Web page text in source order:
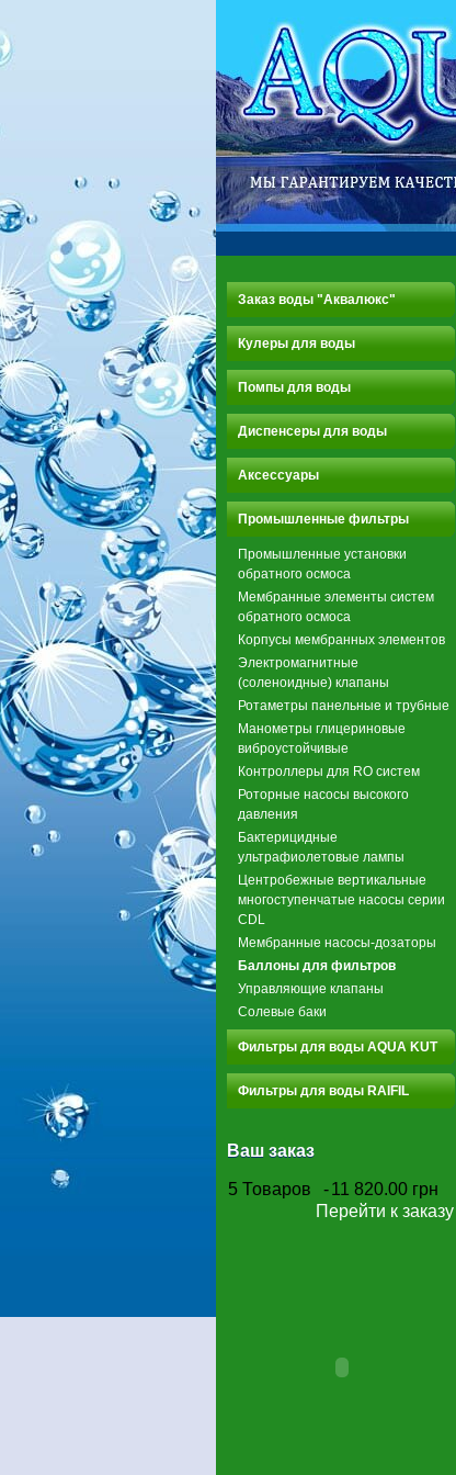
Заказ воды "Аквалюкс"
Кулеры для воды
Помпы для воды
Диспенсеры для воды
Аксессуары
Промышленные фильтры
Промышленные установки
обратного осмоса
Мембранные элементы систем
обратного осмоса
Корпусы мембранных элементов
Электромагнитные
(соленоидные) клапаны
Ротаметры панельные и трубные
Манометры глицериновые
виброустойчивые
Контроллеры для RO систем
Роторные насосы высокого
давления
Бактерицидные
ультрафиолетовые лампы
Центробежные вертикальные
многоступенчатые насосы серии
CDL
Мембранные насосы-дозаторы
Баллоны для фильтров
Управляющие клапаны
Солевые баки
Фильтры для воды AQUA KUT
Фильтры для воды RAIFIL
Ваш заказ
5 Товаров -11 820.00 грн
Перейти к заказу